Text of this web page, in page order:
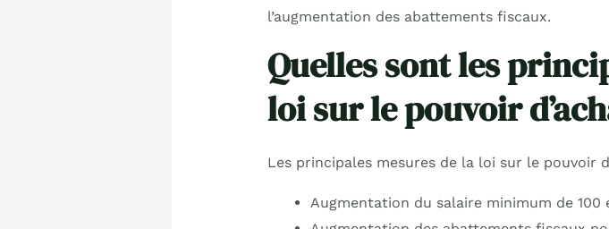
l’augmentation des abattements fiscaux.
Quelles sont les
loi sur le pouvoir
Les principales mesures de la loi sur le pouvoir
Augmentation du salaire minimum de 100